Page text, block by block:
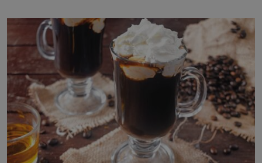
jednoduchost, měkkost a bezpečí, proto by pokoj
miminka měl působit především klidně a útulně.
Předškolní věk je